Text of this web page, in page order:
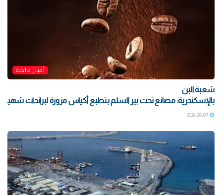
أخبار عاجلة
شعبة البن
بالإسكندرية: مصانع تحت بير السلم بتطبع أكياس مزورة لبراندات شهيرة